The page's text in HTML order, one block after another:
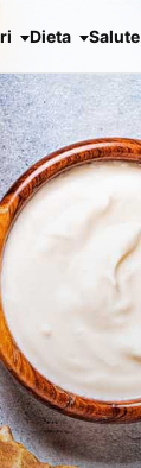
Dieta Salute